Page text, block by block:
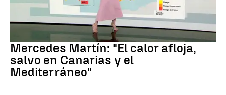
Mercedes Martín: "El calor afloja,
salvo en Canarias y el
Mediterráneo"